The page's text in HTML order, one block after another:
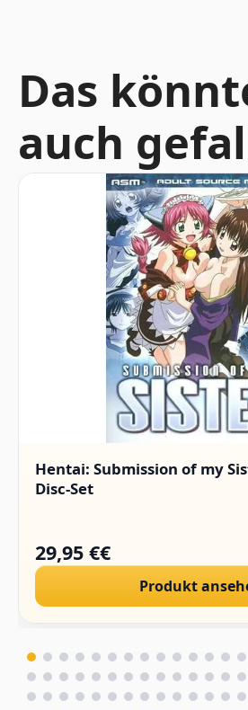
Das
auch
Hentai: Submission of my
Disc-Set
29,95 €€
Produkt